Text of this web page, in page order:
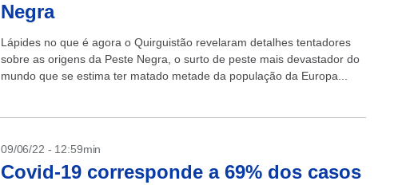
Negra
Lápides no que é agora o Quirguistão revelaram detalhes tentadores
sobre as origens da Peste Negra, o surto de peste mais devastador do
mundo que se estima ter matado metade da população da Europa...
09/06/22 - 12:59min
Covid-19 corresponde a 69% dos casos